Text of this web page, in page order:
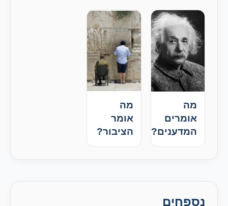
מה
אומרים
המדענים?
מה
אומר
הציבור?
נספחים